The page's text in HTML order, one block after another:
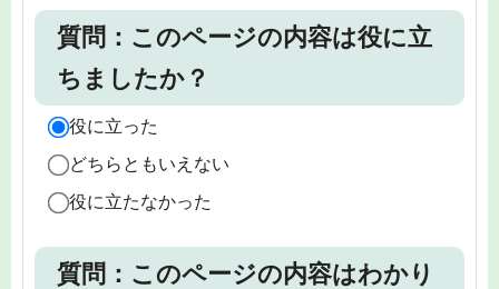
質問：このページの内容は役に立
ちましたか？
役に立った
どちらともいえない
役に立たなかった
質問：このページの内容はわかり